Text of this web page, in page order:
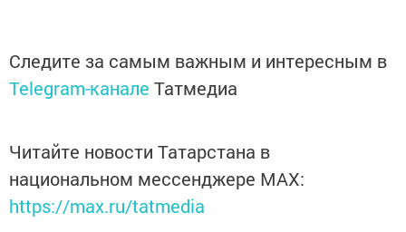
Следите за самым важным и интересным в
Telegram-канале Татмедиа
Читайте новости Татарстана в
национальном мессенджере MАХ:
https://max.ru/tatmedia